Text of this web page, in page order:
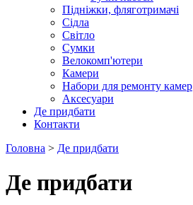
Підніжки, фляготримачі
Сідла
Світло
Сумки
Велокомп'ютери
Камери
Набори для ремонту камер
Аксесуари
Де придбати
Контакти
Головна > Де придбати
Де придбати